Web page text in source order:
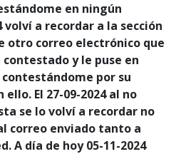
en ningún
volví a recordar a la sección
otro correo electrónico que
y le puse en
por su
El 27-09-2024 al no
se lo volví a recordar no
correo enviado tanto a
A día de hoy 05-11-2024